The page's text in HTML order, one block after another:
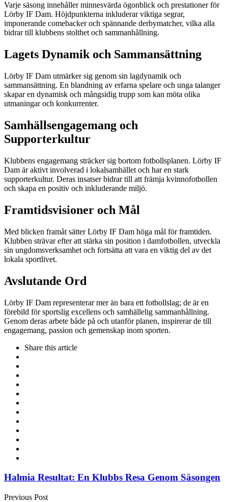
Varje säsong innehåller minnesvärda ögonblick och prestationer för
Lörby IF Dam. Höjdpunkterna inkluderar viktiga segrar,
imponerande comebacker och spännande derbymatcher, vilka alla
bidrar till klubbens stolthet och sammanhållning.
Lagets Dynamik och Sammansättning
Lörby IF Dam utmärker sig genom sin lagdynamik och
sammansättning. En blandning av erfarna spelare och unga talanger
skapar en dynamisk och mångsidig trupp som kan möta olika
utmaningar och konkurrenter.
Samhällsengagemang och
Supporterkultur
Klubbens engagemang sträcker sig bortom fotbollsplanen. Lörby IF
Dam är aktivt involverad i lokalsamhället och har en stark
supporterkultur. Deras insatser bidrar till att främja kvinnofotbollen
och skapa en positiv och inkluderande miljö.
Framtidsvisioner och Mål
Med blicken framåt sätter Lörby IF Dam höga mål för framtiden.
Klubben strävar efter att stärka sin position i damfotbollen, utveckla
sin ungdomsverksamhet och fortsätta att vara en viktig del av det
lokala sportlivet.
Avslutande Ord
Lörby IF Dam representerar mer än bara ett fotbollslag; de är en
förebild för sportslig excellens och samhällelig sammanhållning.
Genom deras arbete både på och utanför planen, inspirerar de till
engagemang, passion och gemenskap inom sporten.
Share this article
Post
navigation
Halmia Resultat: En Klubbs Resa Genom Säsongen
Previous Post